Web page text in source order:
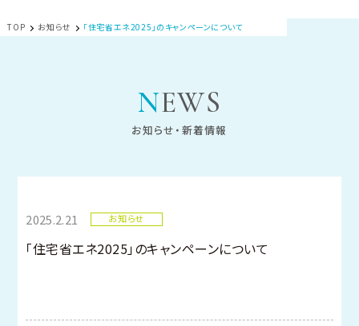
NEWS
お知らせ・新着情報
TOP お知らせ 「住宅省エネ2025」のキャンペーンについて
2025.2.21 お知らせ
「住宅省エネ2025」のキャンペーンについて